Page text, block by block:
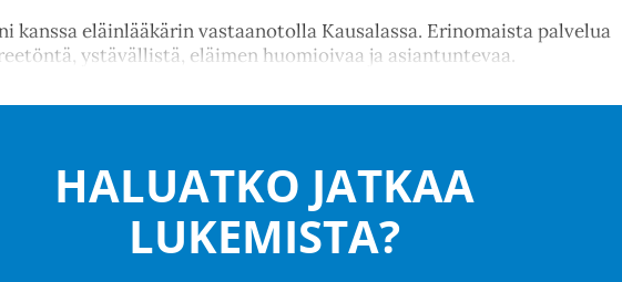
kanssa eläinlääkärin vastaanotolla Kausalassa. Erinomaista palvelua
ystävällistä, eläimen huomioivaa ja asiantuntevaa.
HALUATKO JATKAA
LUKEMISTA?